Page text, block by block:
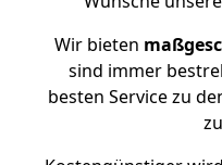
Wir bieten
sind immer
besten Service zu